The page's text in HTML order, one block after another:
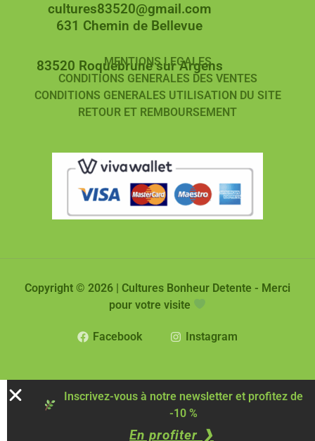
cultures83520@gmail.com
631 Chemin de Bellevue
83520 Roquebrune sur Argens
MENTIONS LEGALES
CONDITIONS GENERALES DES VENTES
CONDITIONS GENERALES UTILISATION DU SITE
RETOUR ET REMBOURSEMENT
Copyright © 2026 | Cultures Bonheur Detente - Merci
pour votre visite
Facebook Instagram
Inscrivez-vous à notre newsletter et profitez de
-10 %
En profiter ❯